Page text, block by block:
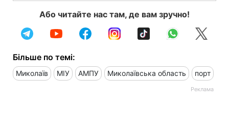
Або читайте нас там, де вам зручно!
Більше по темі:
Миколаїв МІУ АМПУ Миколаївська область порт